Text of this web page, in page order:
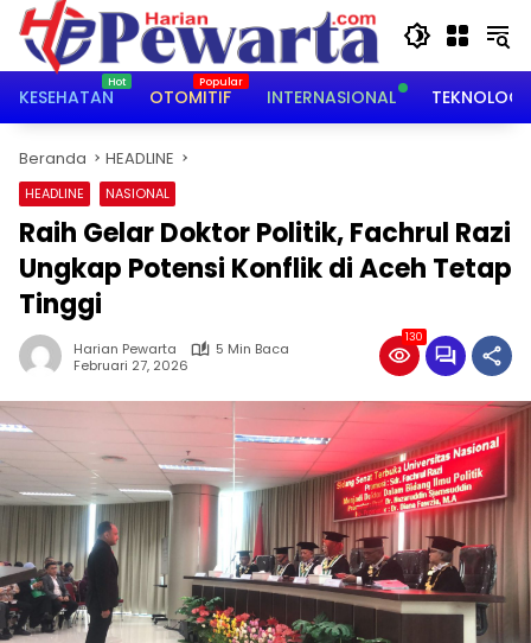
Langsung
konten
KESEHATAN
OTOMITIF INTERNASIONAL TEKNOLOGI
Beranda HEADLINE
HEADLINE NASIONAL
Raih Gelar Doktor Politik, Fachrul Razi
Ungkap Potensi Konflik di Aceh Tetap
Tinggi
Harian Pewarta
5 Min Baca
Februari 27, 2026
130